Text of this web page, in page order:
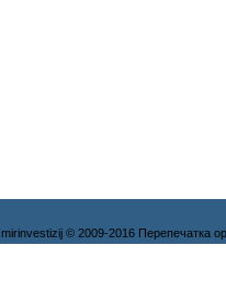
mirinvestizij © 2009-2016 Перепечатка